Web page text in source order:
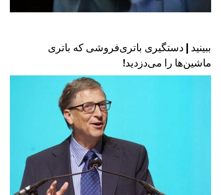
ببینید | دستگیری باتری‌فروشی که باتری
ماشین‌ها را می‌دزدید!